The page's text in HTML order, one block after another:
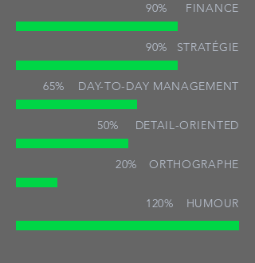
ORTHOGRAPHE
20%
120%
FINANCE
90%
DAY-TO-DAY MANAGEMENT
50% DETAIL-ORIENTED
65%
STRATÉGIE
90%
HUMOUR